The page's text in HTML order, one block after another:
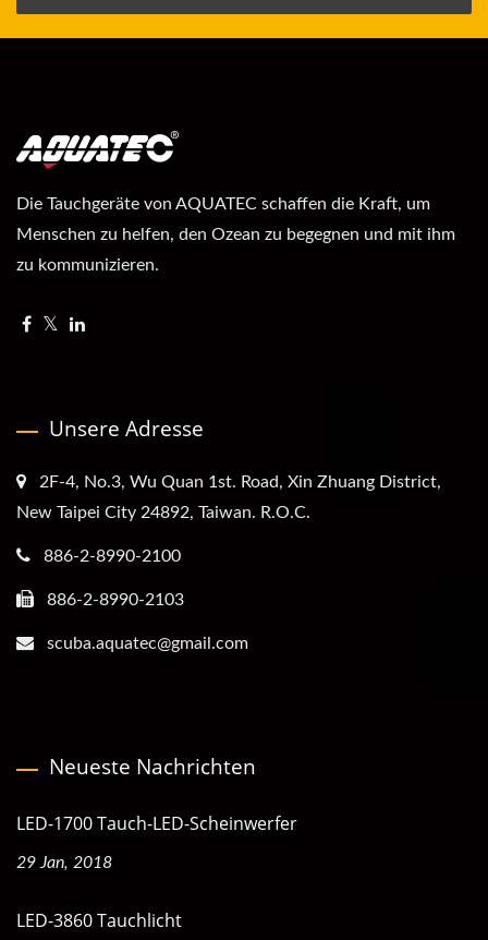
Die Tauchgeräte von AQUATEC schaffen die Kraft, um
Menschen zu helfen, den Ozean zu begegnen und mit ihm
zu kommunizieren.
Unsere Adresse
2F-4, No.3, Wu Quan 1st. Road, Xin Zhuang District,
New Taipei City 24892, Taiwan. R.O.C.
886-2-8990-2100
886-2-8990-2103
scuba.aquatec@gmail.com
Neueste Nachrichten
LED-1700 Tauch-LED-Scheinwerfer
29 Jan, 2018
LED-3860 Tauchlicht